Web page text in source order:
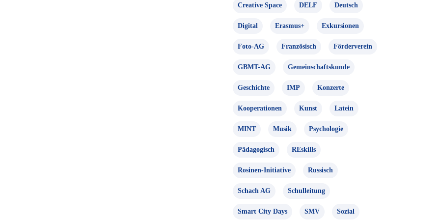
Creative Space DELF Deutsch
Digital Erasmus+ Exkursionen
Foto-AG Französisch Förderverein
GBMT-AG Gemeinschaftskunde
Geschichte IMP Konzerte
Kooperationen Kunst Latein
MINT Musik Psychologie
Pädagogisch REskills
Rosinen-Initiative Russisch
Schach AG Schulleitung
Smart City Days SMV Sozial